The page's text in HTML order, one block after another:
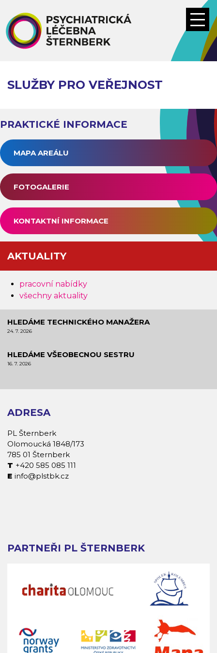
hlavnímu
obsahu
SLUŽBY PRO VEŘEJNOST
PRAKTICKÉ INFORMACE
MAPA AREÁLU
FOTOGALERIE
KONTAKTNÍ INFORMACE
AKTUALITY
pracovní nabídky
všechny aktuality
HLEDÁME TECHNICKÉHO MANAŽERA
24. 7. 2026
HLEDÁME VŠEOBECNOU SESTRU
16. 7. 2026
ADRESA
PL Šternberk
Olomoucká 1848/173
785 01 Šternberk
+420 585 085 111
info@plstbk.cz
PARTNEŘI PL ŠTERNBERK